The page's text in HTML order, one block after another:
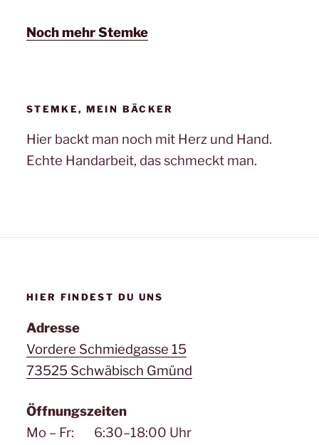
Noch mehr Stemke
STEMKE, MEIN BÄCKER
Hier backt man noch mit Herz und Hand.
Echte Handarbeit, das schmeckt man.
HIER FINDEST DU UNS
Adresse
Vordere Schmiedgasse 15
73525 Schwäbisch Gmünd
Öffnungszeiten
Mo – Fr: 6:30–18:00 Uhr